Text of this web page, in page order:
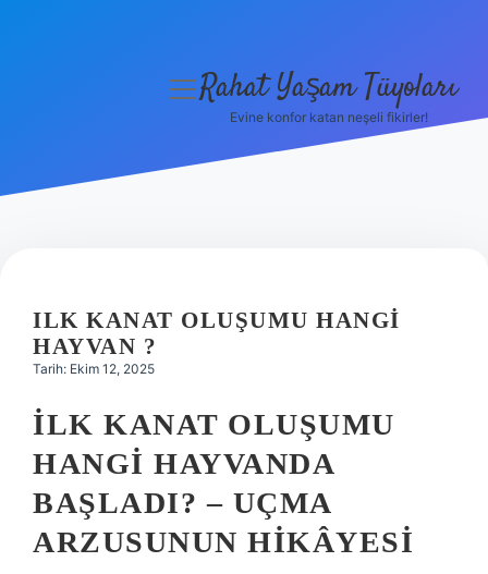
Hakkımızda
menüyü
Rahat Yaşam Tüyoları
Evine konfor katan neşeli fikirler!
ILK KANAT OLUŞUMU HANGI
HAYVAN ?
Tarih: Ekim 12, 2025
İLK KANAT OLUŞUMU
HANGI HAYVANDA
BAŞLADI? – UÇMA
ARZUSUNUN HIKÂYESI